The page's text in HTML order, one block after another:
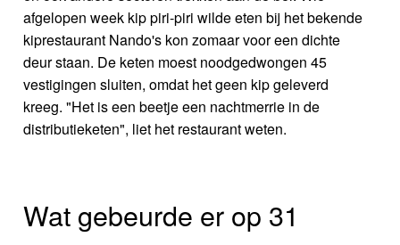
afgelopen week kip piri-piri wilde eten bij het bekende
kiprestaurant Nando's kon zomaar voor een dichte
deur staan. De keten moest noodgedwongen 45
vestigingen sluiten, omdat het geen kip geleverd
kreeg. "Het is een beetje een nachtmerrie in de
distributieketen", liet het restaurant weten.
Wat gebeurde er op 31